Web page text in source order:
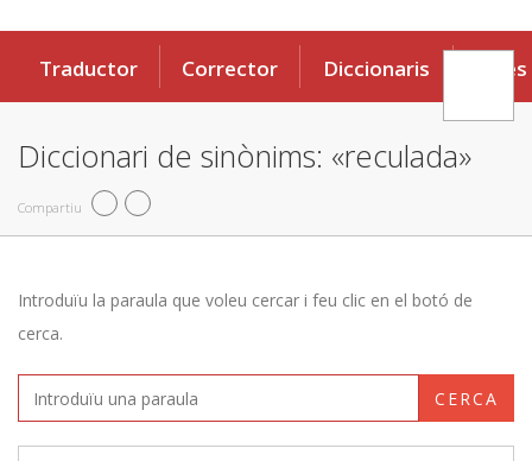
Traductor Corrector Diccionaris Eines
Diccionari de sinònims: «reculada»
Compartiu
Introduïu la paraula que voleu cercar i feu clic en el botó de
cerca.
CERCA